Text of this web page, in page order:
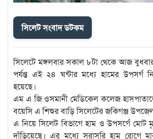
সিলেট সংবাদ ডটকম
সিলেটে মঙ্গলবার সকাল ৮টা থেকে আজ
পর্যন্ত এই ২৪ ঘন্টার মধ্যে হামের উপসর্গ
হয়েছে।
এম এ জি ওসমানী মেডিকেল কলেজ
বয়েসি এ শিশুর বাড়ি সিলেটের জকিগঞ্জ
এ নিয়ে সিলেট বিভাগে হাম ও উপসর্গে মোট
দাঁড়িয়েছে। এর মধ্যে সরাসরি হাম রোগে